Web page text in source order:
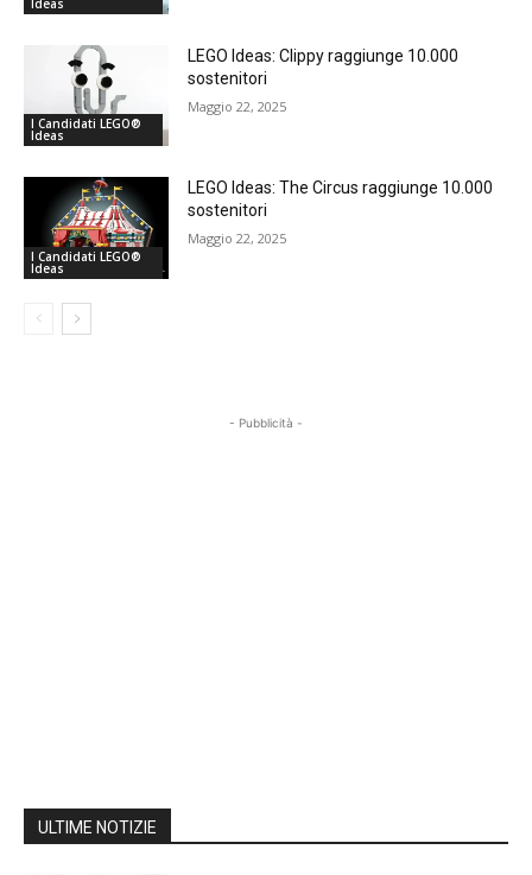
I Candidati LEGO®
Ideas
LEGO Ideas: Clippy raggiunge 10.000
sostenitori
Maggio 22, 2025
I Candidati LEGO®
Ideas
LEGO Ideas: The Circus raggiunge 10.000
sostenitori
Maggio 22, 2025
- Pubblicità -
ULTIME NOTIZIE